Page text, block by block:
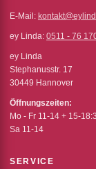
E-Mail:
ey Linda: 0511 - 76
ey Linda
Stephanusstr. 17
30449 Hannover
Öffnungszeiten:
Mo - Fr 11-14 + 15-
Sa 11-14
SERVICE